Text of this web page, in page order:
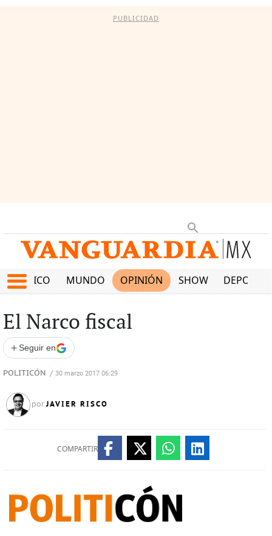
PUBLICIDAD
MÉXICO MUNDO OPINIÓN SHOW
El Narco fiscal
+ Seguir en
POLITICÓN / 30 marzo 2017 06:29
porJAVIER RISCO
COMPARTIR